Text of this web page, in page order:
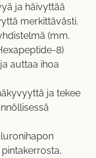
ja häivyttää
merkittävästi.
(mm.
8)
auttaa ihoa
ja tekee